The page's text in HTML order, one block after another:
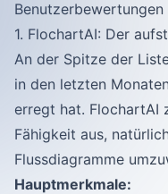
Benutzerbewertungen
1. FlochartAI: Der
An der Spitze der
in den letzten
erregt hat. FlochartAI
Fähigkeit aus,
Flussdiagramme
Hauptmerkmale: